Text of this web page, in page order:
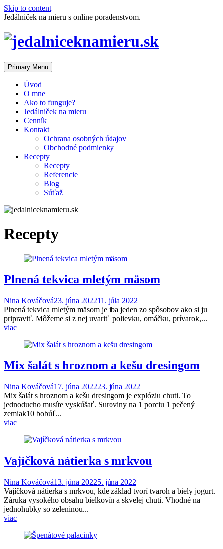
Skip to content
Jedálniček na mieru s online poradenstvom.
Primary Menu
Úvod
O mne
Ako to funguje?
Jedálniček na mieru
Cenník
Kontakt
Ochrana osobných údajov
Obchodné podmienky
Recepty
Recepty
Referencie
Blog
Súťaž
Recepty
Plnená tekvica mletým mäsom
Nina Kováčová23. júna 202211. júla 2022
Plnená tekvica mletým mäsom je iba jeden zo spôsobov ako si ju
pripraviť. Môžeme si z nej uvariť polievku, omáčku, prívarok,...
viac
Mix šalát s hroznom a kešu dresingom
Nina Kováčová17. júna 202223. júna 2022
Mix šalát s hroznom a kešu dresingom je explóziu chuti. To
jednoducho musíte vyskúšať. Suroviny na 1 porciu 1 pečený
zemiak10 bobúľ...
viac
Vajíčková nátierka s mrkvou
Nina Kováčová13. júna 20225. júna 2022
Vajíčková nátierka s mrkvou, kde základ tvorí tvaroh a biely jogurt.
Záruka vysokého obsahu bielkovín a skvelej chuti. Vhodné na
jednohubky so zeleninou...
viac